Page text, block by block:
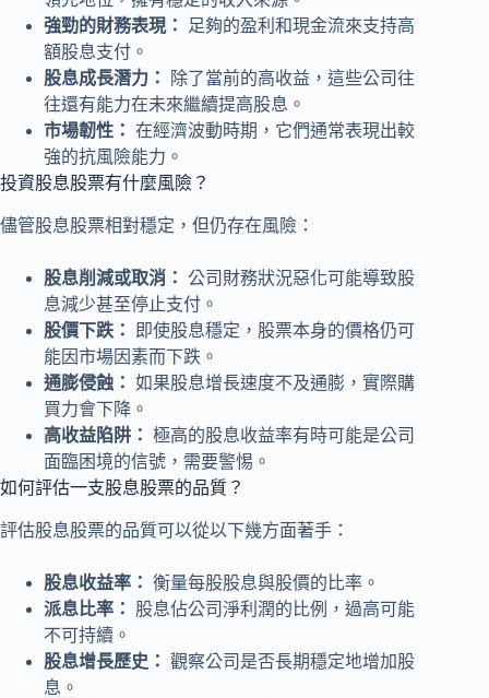
強勁的財務表現：
足夠的盈利和現金流來支持高
額股息支付。
股息成長潛力：
除了當前的高收益，這些公司往
往還有能力在未來繼續提高股息。
市場韌性： 在經濟波動時期，它們通常表現出較
強的抗風險能力。
投資股息股票有什麼風險？
儘管股息股票相對穩定，但仍存在風險：
股息削減或取消： 公司財務狀況惡化可能導致股
息減少甚至停止支付。
股價下跌：
即使股息穩定，股票本身的價格仍可
能因市場因素而下跌。
通膨侵蝕： 如果股息增長速度不及通膨，實際購
買力會下降。
高收益陷阱： 極高的股息收益率有時可能是公司
面臨困境的信號，需要警惕。
如何評估一支股息股票的品質？
評估股息股票的品質可以從以下幾方面著手：
股息收益率： 衡量每股股息與股價的比率。
派息比率：
股息佔公司淨利潤的比例，過高可能
不可持續。
股息增長歷史： 觀察公司是否長期穩定地增加股
息。